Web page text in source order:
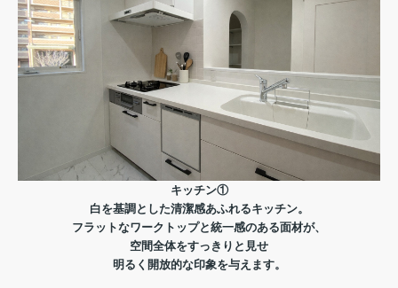
キッチン①
白を基調とした清潔感あふれるキッチン。
フラットなワークトップと統一感のある面材が、
空間全体をすっきりと見せ
明るく開放的な印象を与えます。